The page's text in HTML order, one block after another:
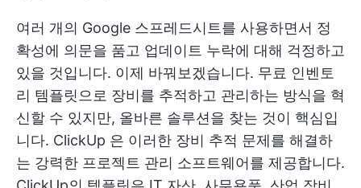
여러 개의 Google 스프레드시트를 사용하면서 정
확성에 의문을 품고 업데이트 누락에 대해 걱정하고
있을 것입니다. 이제 바꿔보겠습니다. 무료 인벤토
리 템플릿으로 장비를 추적하고 관리하는 방식을 혁
신할 수 있지만, 올바른 솔루션을 찾는 것이 핵심입
니다. ClickUp 은 이러한 장비 추적 문제를 해결하
는 강력한 프로젝트 관리 소프트웨어를 제공합니다.